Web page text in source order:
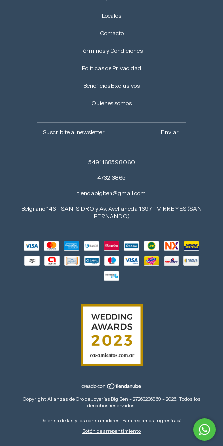
Locales
Contacto
Términos y Condiciones
Políticas de Privacidad
Beneficios Exclusivos
Quienes somos
5491168598060
4732-3865
tiendabigben@gmail.com
Belgrano 146 - SAN ISIDRO y Av. Avellaneda 1697 - VIRREYES (SAN
FERNANDO)
Copyright Alianzas de Oro de Joyerías Big Ben - 27263236969 - 2026. Todos los
derechos reservados.
Defensa de las y los consumidores. Para reclamos ingresá acá.
Botón de arrepentimiento